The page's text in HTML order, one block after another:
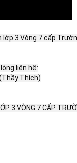
3 Vòng 7 cấp
liên hệ:
Thích)
3 VÒNG 7 CẤP